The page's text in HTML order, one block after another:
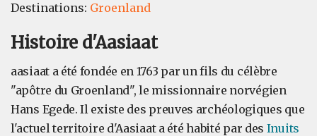
Destinations: Groenland
Histoire d'Aasiaat
aasiaat a été fondée en 1763 par un fils du célèbre
"apôtre du Groenland", le missionnaire norvégien
Hans Egede. Il existe des preuves archéologiques que
l'actuel territoire d'Aasiaat a été habité par des Inuits